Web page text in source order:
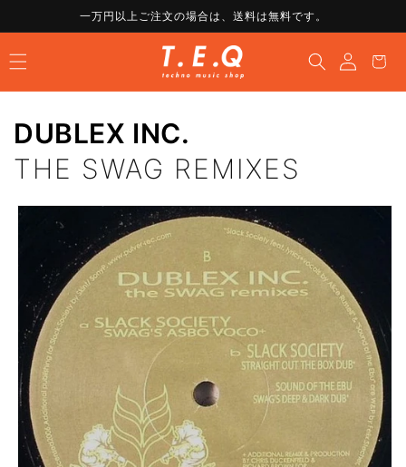
進む
一万円以上ご注文の場合は、送料は無料です。
グ
イ
ン
ー
DUBLEX INC.
THE SWAG REMIXES
商品情
報にス
キップ